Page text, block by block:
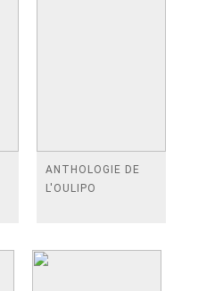
ANTHOLOGIE DE
L'OULIPO